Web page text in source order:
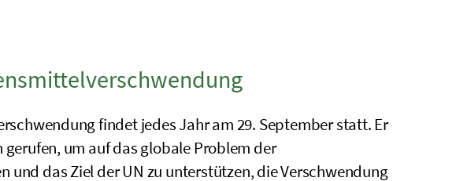
findet jedes Jahr am 29. September statt. Er
um auf das globale Problem der
und das Ziel derUN zu unterstützen, die Verschwendung